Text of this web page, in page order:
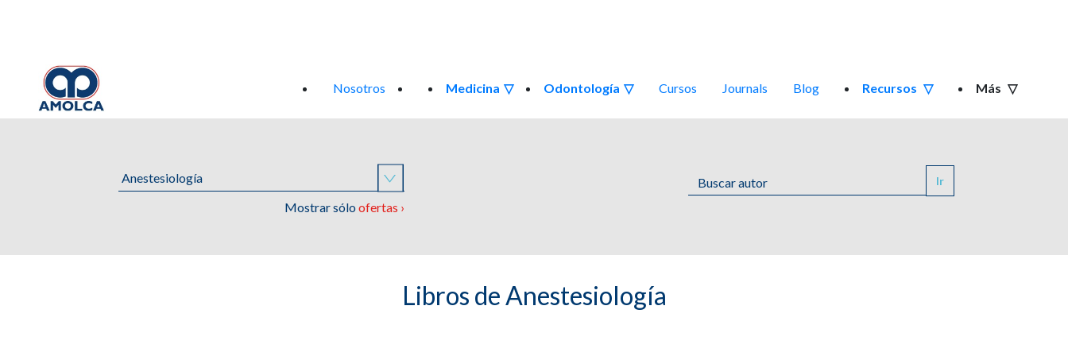
Nosotros Medicina Odontología Cursos Journals Blog Recursos Más
Mostrar sólo ofertas ›
Ir
Libros de Anestesiología